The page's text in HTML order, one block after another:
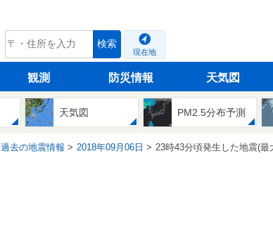
tenki.jp 検索
現在地
観測 防災情報 天気図
天気図 PM2.5分布予測
過去の地震情報 2018年09月06日 23時43分頃発生した地震(最